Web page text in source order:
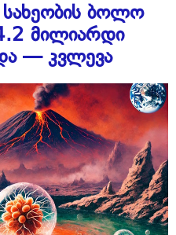
სახეობის ბოლო
მილიარდი
— კვლევა